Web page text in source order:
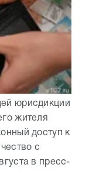
юрисдикции
жителя
доступ к
с
в пресс-